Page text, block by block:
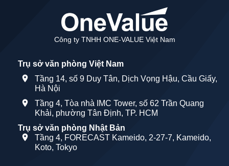
Công ty TNHH ONE-VALUE Việt Nam
Trụ sở văn phòng Việt Nam
Tầng 14, số 9 Duy Tân, Dịch Vọng Hậu, Cầu Giấy,
Hà Nội
Tầng 4, Tòa nhà IMC Tower, số 62 Trần Quang
Khải, phường Tân Định, TP. HCM
Trụ sở văn phòng Nhật Bản
Tầng 4, FORECAST Kameido, 2-27-7, Kameido,
Koto, Tokyo